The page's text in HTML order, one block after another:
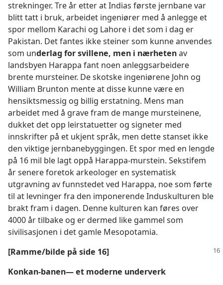
strekninger. Tre år etter at Indias første jernbane var
blitt tatt i bruk, arbeidet ingeniører med å anlegge et
spor mellom Karachi og Lahore i det som i dag er
Pakistan. Det fantes ikke steiner som kunne anvendes
som underlag for svillene, men i nærhetenav
landsbyen Harappa fant noen anleggsarbeidere
brente mursteiner. De skotske ingeniørene John og
William Brunton mente at disse kunne være en
hensiktsmessig og billig erstatning. Mens man
arbeidet med å grave fram de mange mursteinene,
dukket det opp leirstatuetter og signeter med
innskrifter på et ukjent språk, men dette stanset ikke
den viktige jernbanebyggingen. Et spor med en lengde
på 16 mil ble lagt oppå Harappa-murstein. Sekstifem
år senere foretok arkeologer en systematisk
utgravning av funnstedet ved Harappa, noe som førte
til at levninger fra den imponerende Induskulturen ble
brakt fram i dagen. Denne kulturen kan føres over
4000 år tilbake og er dermed like gammel som
sivilisasjonen i det gamle Mesopotamia.
[Ramme/bilde på side 16]
Konkan-banen— et moderne underverk